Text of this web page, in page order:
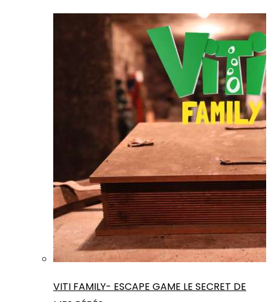
VITI FAMILY- ESCAPE GAME LE SECRET DE